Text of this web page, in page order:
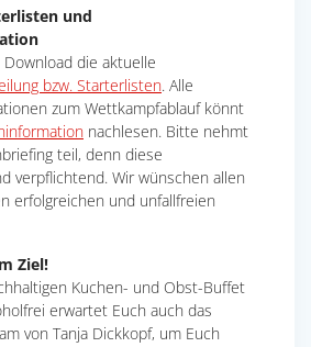
und
die aktuelle
bzw. Starterlisten. Alle
zum Wettkampfablauf könnt
nachlesen. Bitte nehmt
teil, denn diese
verpflichtend. Wir wünschen allen
erfolgreichen und unfallfreien
Ziel!
Kuchen- und Obst-Buffet
erwartet Euch auch das
von Tanja Dickkopf, um Euch